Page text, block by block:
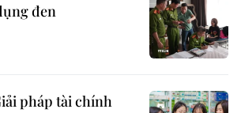
đen
pháp tài chính